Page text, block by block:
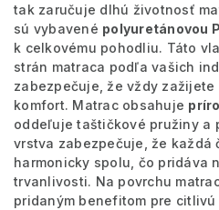
tak zaručuje dlhú životnosť
sú vybavené polyuretánovou
k celkovému pohodliu. Táto
strán matraca podľa vašich
zabezpečuje, že vždy zažijete
komfort. Matrac obsahuje
oddeľuje taštičkové pružiny a
vrstva zabezpečuje, že každá
harmonicky spolu, čo pridáva
trvanlivosti. Na povrchu
pridaným benefitom pre